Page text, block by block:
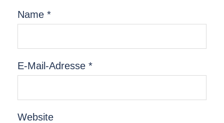
Name *
E-Mail-Adresse *
Website